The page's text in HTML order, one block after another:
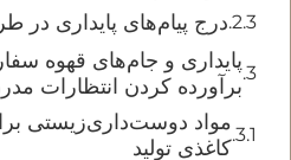
درج پیام‌های پایداری در
پایداری و جام‌های قهوه
برآورده کردن انتظارات
مواد دوست‌داری‌زیستی
کاغذی تولید